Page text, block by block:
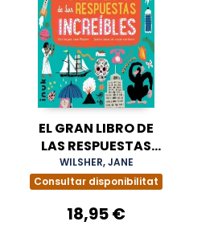
EL GRAN LIBRO DE
LAS RESPUESTAS
INCREIBLES
WILSHER, JANE
Consultar disponibilitat
18,95 €